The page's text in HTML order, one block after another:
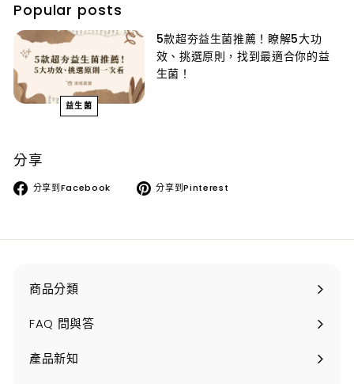
Popular posts
益生菌
5款超夯益生菌推薦！瞭解5大功
效、挑選原則，找到最適合你的益
生菌！
分享
分享到Facebook 分享到Pinterest
商品分類
打
開
FAQ 問與答
產品新知